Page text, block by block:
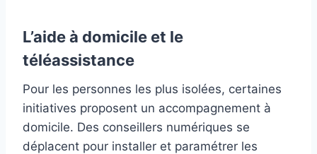
L’aide à domicile et le
téléassistance
Pour les personnes les plus isolées, certaines
initiatives proposent un accompagnement à
domicile. Des conseillers numériques se
déplacent pour installer et paramétrer les